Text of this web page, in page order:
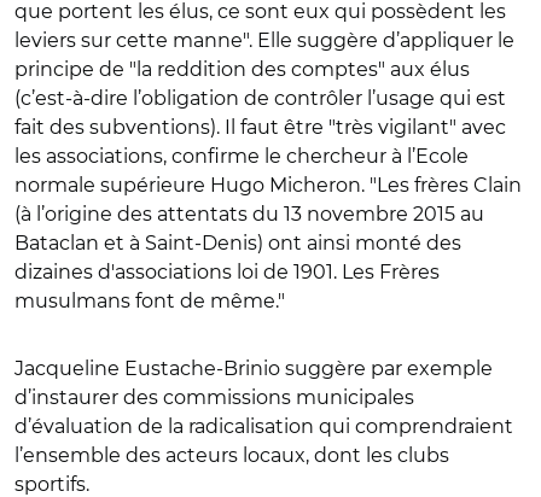
que portent les élus, ce sont eux qui possèdent les
leviers sur cette manne". Elle suggère d’appliquer le
principe de "la reddition des comptes" aux élus
(c’est-à-dire l’obligation de contrôler l’usage qui est
fait des subventions). Il faut être "très vigilant" avec
les associations, confirme le chercheur à l’Ecole
normale supérieure Hugo Micheron. "Les frères Clain
(à l’origine des attentats du 13 novembre 2015 au
Bataclan et à Saint-Denis) ont ainsi monté des
dizaines d'associations loi de 1901. Les Frères
musulmans font de même."
Jacqueline Eustache-Brinio suggère par exemple
d’instaurer des commissions municipales
d’évaluation de la radicalisation qui comprendraient
l’ensemble des acteurs locaux, dont les clubs
sportifs.